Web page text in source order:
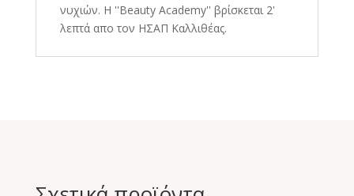
νυχιών. Η ''Beauty Academy'' βρίσκεται 2'
λεπτά απο τον ΗΣΑΠ Καλλιθέας.